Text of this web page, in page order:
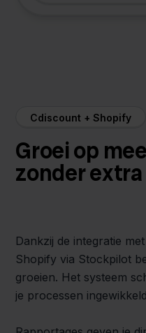
Cdiscount + Shopify
Groei op
zonder
Dankzij de integratie
Shopify via Stockpilot
groeien. Het systeem
je processen